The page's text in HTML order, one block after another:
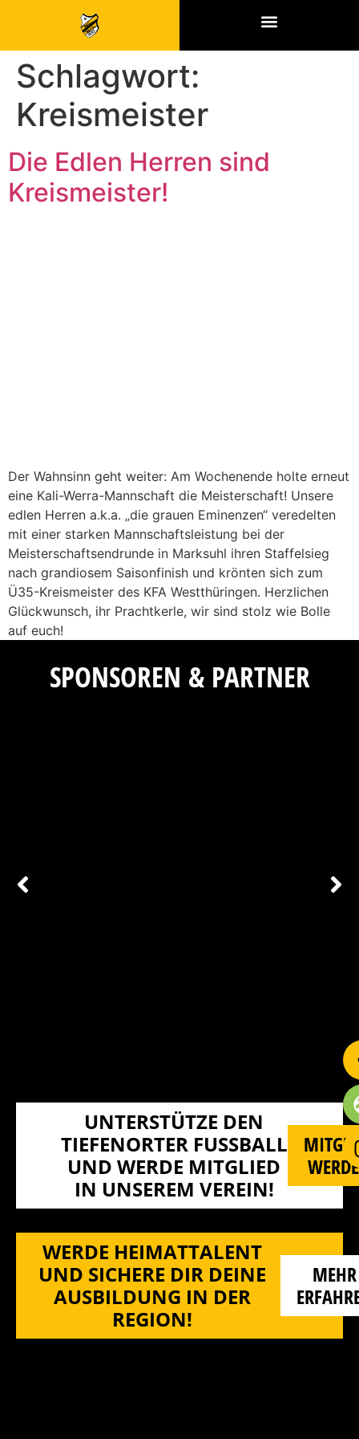
Schlagwort:
Kreismeister
Die Edlen Herren sind
Kreismeister!
Der Wahnsinn geht weiter: Am Wochenende holte erneut
eine Kali-Werra-Mannschaft die Meisterschaft! Unsere
edlen Herren a.k.a. „die grauen Eminenzen“ veredelten
mit einer starken Mannschaftsleistung bei der
Meisterschaftsendrunde in Marksuhl ihren Staffelsieg
nach grandiosem Saisonfinish und krönten sich zum
Ü35-Kreismeister des KFA Westthüringen. Herzlichen
Glückwunsch, ihr Prachtkerle, wir sind stolz wie Bolle
auf euch!
SPONSOREN & PARTNER
UNTERSTÜTZE DEN
TIEFENORTER FUSSBALL U
ND WERDE MITGLIED I
N UNSEREM VEREIN!
WERDE HEIMATTALENT
UND SICHERE DIR DEINE
AUSBILDUNG IN DER
REGION!
MEHR